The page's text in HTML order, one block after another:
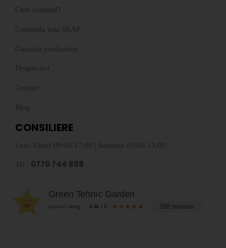
Cum comand?
Comanda prin SEAP
Garantia produselor
Despre noi
Contact
Blog
CONSILIERE
Luni-Vineri 09:00-17:00 | Sambata 09:00-13:00
Tel.: 0770 744 888
Green Tehnic Garden
product rating 4.66 / 5 268 reviews